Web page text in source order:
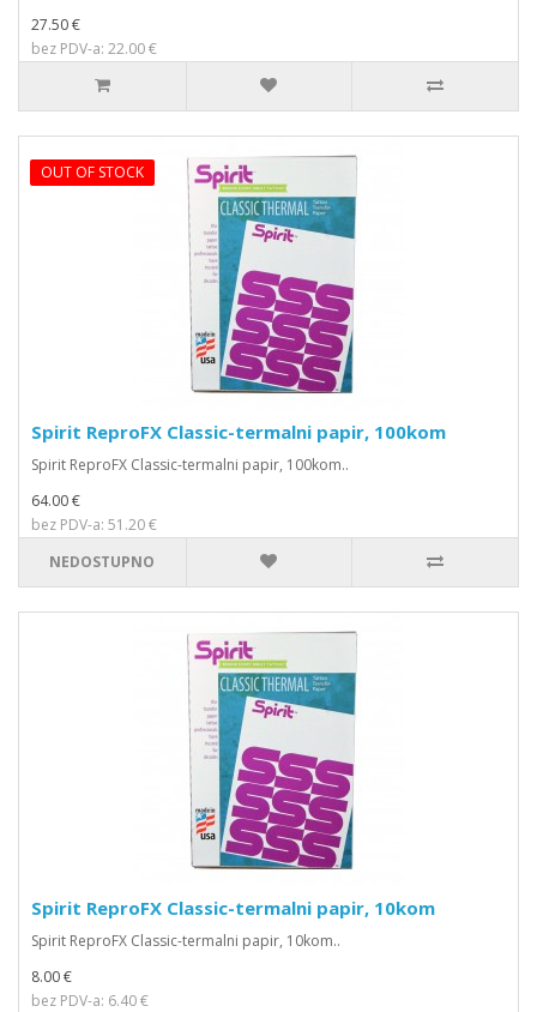
27.50 €
bez PDV-a: 22.00 €
OUT OF STOCK
Spirit ReproFX Classic-termalni papir, 100kom
Spirit ReproFX Classic-termalni papir, 100kom..
64.00 €
bez PDV-a: 51.20 €
NEDOSTUPNO
Spirit ReproFX Classic-termalni papir, 10kom
Spirit ReproFX Classic-termalni papir, 10kom..
8.00 €
bez PDV-a: 6.40 €